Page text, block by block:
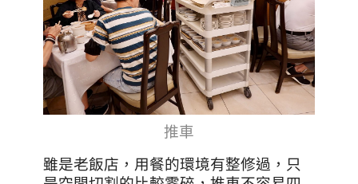
推車
雖是老飯店，用餐的環境有整修過，只